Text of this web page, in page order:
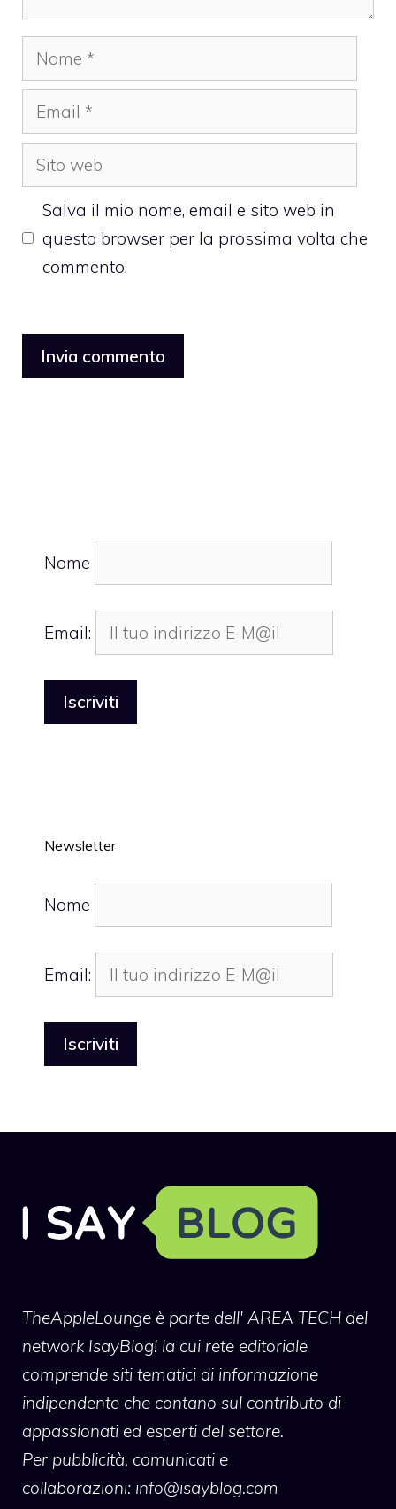
Nome
Email
Sito
web
Salva il mio nome, email e sito web in
questo browser per la prossima volta che
commento.
Nome
Email:
Newsletter
Nome
Email:
TheAppleLounge è parte dell' AREA TECH del
network IsayBlog! la cui rete editoriale
comprende siti tematici di informazione
indipendente che contano sul contributo di
appassionati ed esperti del settore.
Per pubblicità, comunicati e
collaborazioni: info@isayblog.com